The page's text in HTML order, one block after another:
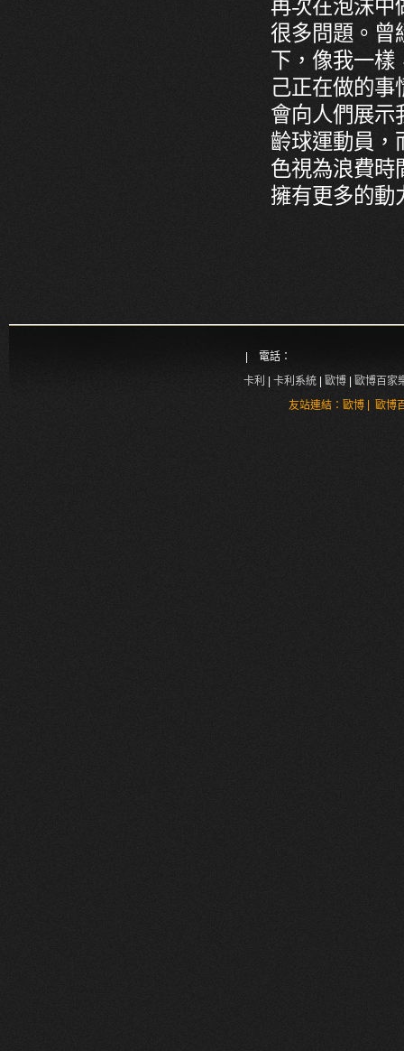
再次在泡沫中
很多問題。曾
下，像我一樣
己正在做的
會向人們展示
齡球運動員，
色視為浪費時
擁有更多的動
| 電話：
卡利 | 卡利系統 | 歐博 | 歐博百家
友站連結： 歐博| 歐博